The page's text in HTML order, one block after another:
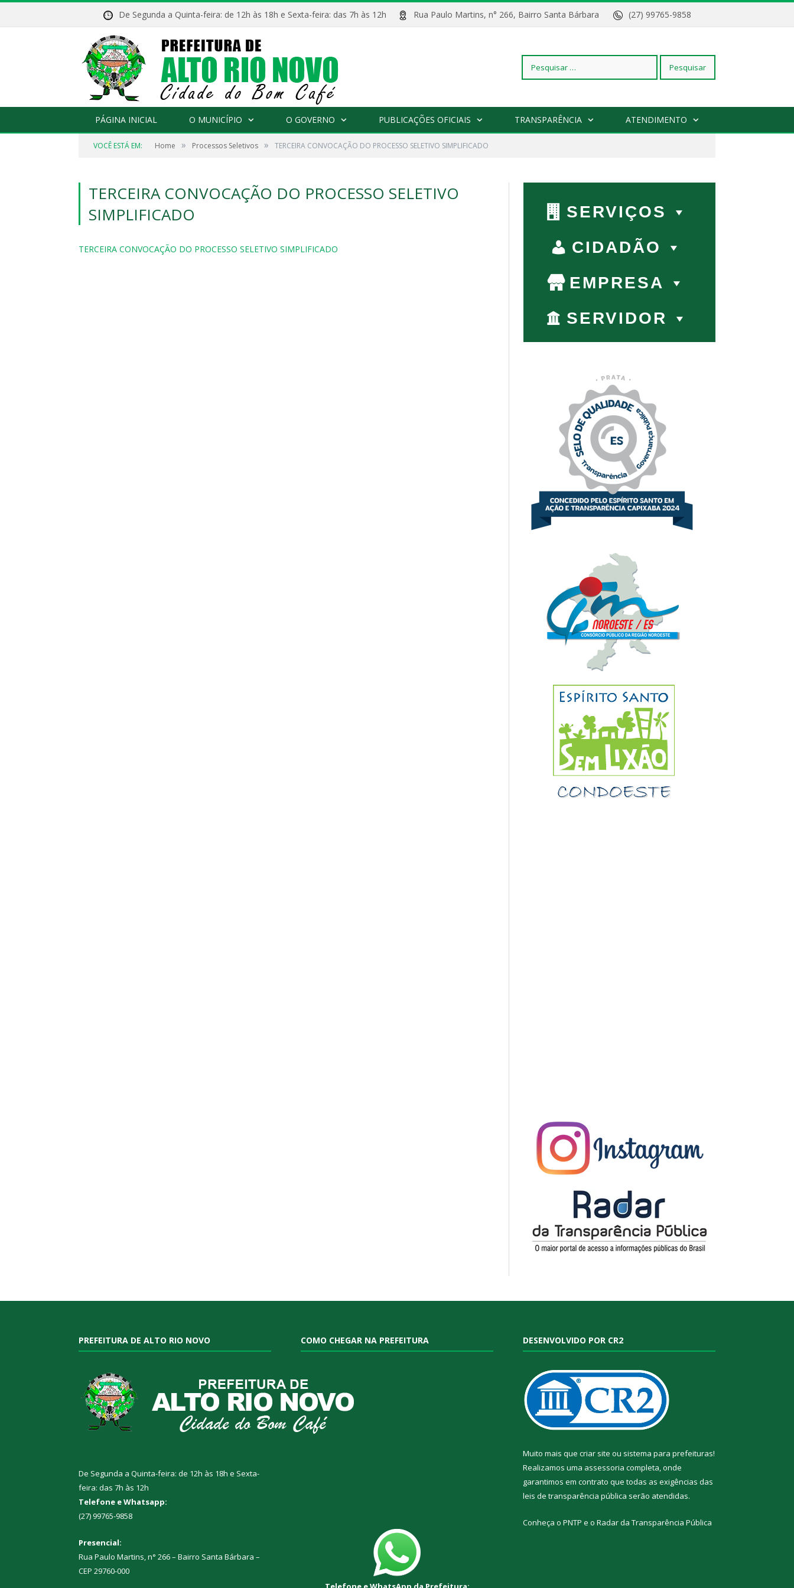
De Segunda a Quinta-feira: de 12h às 18h e Sexta-feira: das 7h às 12h Rua Paulo Martins, n° 266, Bairro Santa Bárbara (27) 99765-9858
Pesquisar
PÁGINA INICIAL O MUNICÍPIO O GOVERNO PUBLICAÇÕES OFICIAIS TRANSPARÊNCIA ATENDIMENTO
VOCÊ ESTÁ EM: Home » Processos Seletivos » TERCEIRA CONVOCAÇÃO DO PROCESSO SELETIVO SIMPLIFICADO
TERCEIRA CONVOCAÇÃO DO PROCESSO SELETIVO
SIMPLIFICADO
TERCEIRA CONVOCAÇÃO DO PROCESSO SELETIVO SIMPLIFICADO
SERVIÇOS
CIDADÃO
EMPRESA
SERVIDOR
PREFEITURA DE ALTO RIO NOVO
De Segunda a Quinta-feira: de 12h às 18h e Sexta-
feira: das 7h às 12h
Telefone e Whatsapp:
(27) 99765-9858
Presencial:
Rua Paulo Martins, n° 266 – Bairro Santa Bárbara –
CEP 29760-000
COMO CHEGAR NA PREFEITURA DESENVOLVIDO POR CR2
Muito mais que criar site ou sistema para prefeituras!
Realizamos uma assessoria completa, onde
garantimos em contrato que todas as exigências das
leis de transparência pública serão atendidas.
Conheça o PNTP e o Radar da Transparência Pública